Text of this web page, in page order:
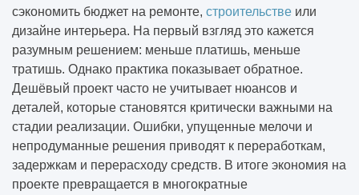
сэкономить бюджет на ремонте, строительстве или
дизайне интерьера. На первый взгляд это кажется
разумным решением: меньше платишь, меньше
тратишь. Однако практика показывает обратное.
Дешёвый проект часто не учитывает нюансов и
деталей, которые становятся критически важными на
стадии реализации. Ошибки, упущенные мелочи и
непродуманные решения приводят к переработкам,
задержкам и перерасходу средств. В итоге экономия на
проекте превращается в многократные